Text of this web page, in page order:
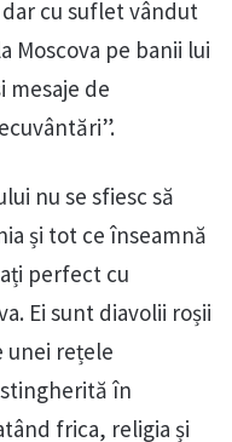
cu suflet vândut
Moscova pe banii lui
mesaje de
nu se sfiesc să
și tot ce înseamnă
perfect cu
Ei sunt diavolii roșii
unei rețele
în
frica, religia și